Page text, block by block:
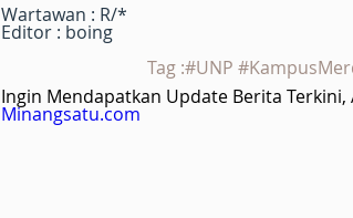
Wartawan : R/*
Editor : boing
Tag :#UNP
Ingin Mendapatkan Update Berita Terkini,
Minangsatu.com